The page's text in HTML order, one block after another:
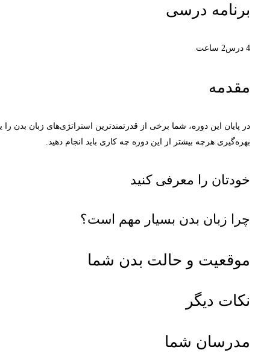
برنامه درسی
4 درس 2 ساعت
مقدمه
در پایان این دوره، شما برخی از قدرتمندترین استراتژی‌های زبان
بهره‌گیری هرچه بیشتر از این دوره چه کاری باید انجام دهید.
خودتان را معرفی کنید
چرا زبان بدن بسیار مهم است؟
موقعیت و حالت بدن شما
نکات دیگر
مدرسان شما